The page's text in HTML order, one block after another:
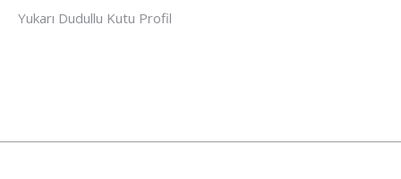
Yukarı Dudullu Kutu Profil